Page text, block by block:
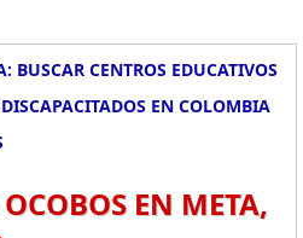
BUSCAR CENTROS EDUCATIVOS
EN COLOMBIA
EN META,